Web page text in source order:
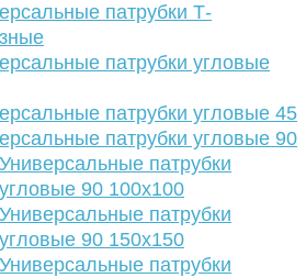
патрубки Т-
патрубки угловые
патрубки угловые 45
патрубки угловые 90
Универсальные патрубки
угловые 90 100х100
Универсальные патрубки
угловые 90 150х150
Универсальные патрубки